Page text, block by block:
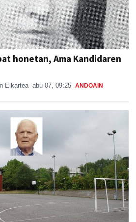
honetan, Ama Kandidaren
Elkartea abu 07, 09:25 ANDOAIN